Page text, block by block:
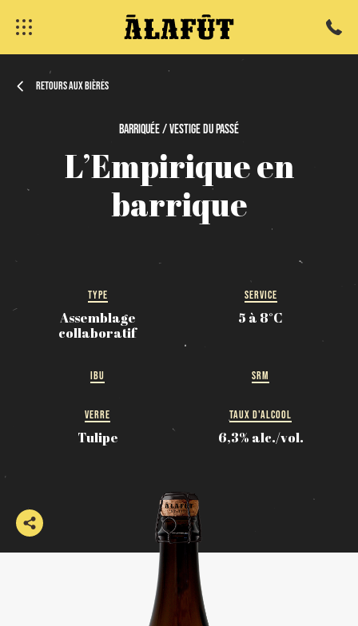
Retours aux bières
Barriquée / Vestigedupassé
L’Empiriqueen
barrique
TYPE
Assemblage
collaboratif
SERVICE
5 à 8°C
IBU SRM
VERRE
Tulipe
TAUX D'ALCOOL
6,3% alc./vol.